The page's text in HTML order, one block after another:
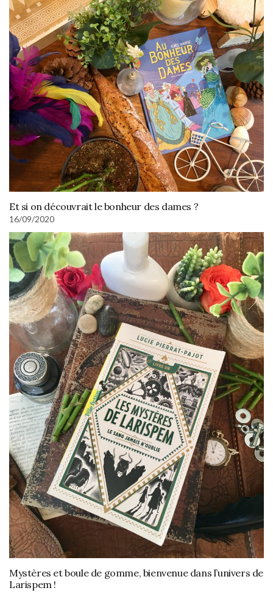
Et si on découvrait le bonheur des dames ?
16/09/2020
Mystères et boule de gomme, bienvenue dans l’univers de
Larispem !